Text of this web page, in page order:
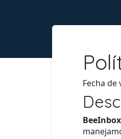
Fecha de
BeeInbox